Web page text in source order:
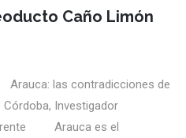
Caño Limón
las contradicciones de
Investigador
Arauca es el